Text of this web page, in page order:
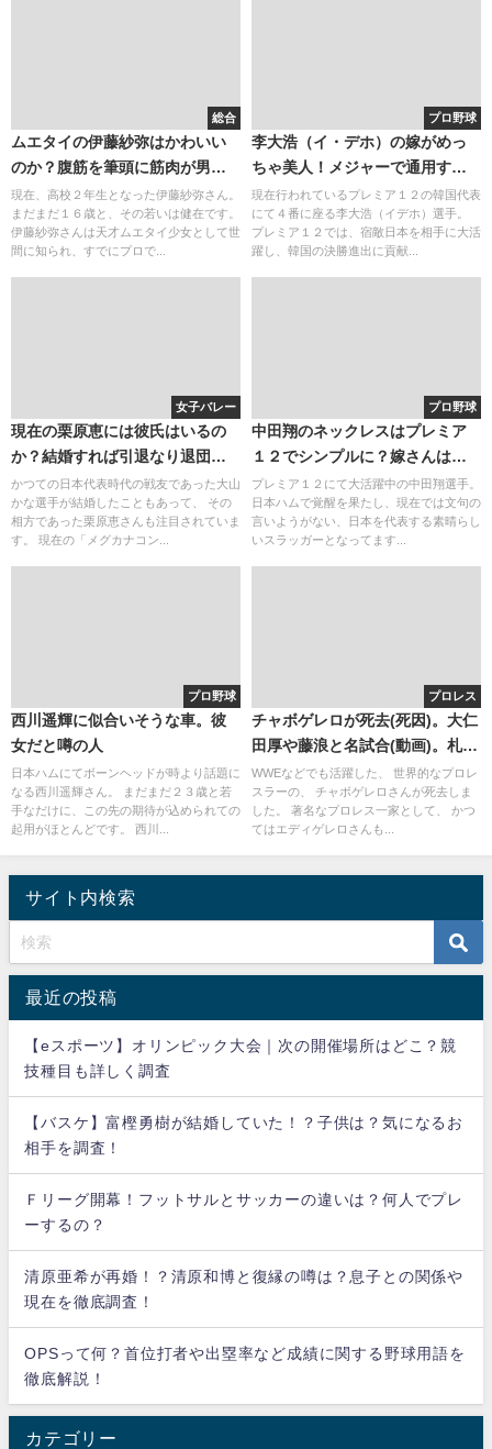
総合
ムエタイの伊藤紗弥はかわいい
のか？腹筋を筆頭に筋肉が男子
顔負け！高校と出身中学と大学
進学は？
現在、高校２年生となった伊藤紗弥さん。
まだまだ１６歳と、その若いは健在です。
伊藤紗弥さんは天才ムエタイ少女として世
間に知られ、すでにプロで...
プロ野球
李大浩（イ・デホ）の嫁がめっ
ちゃ美人！メジャーで通用する
選手なのか？（オファー）年俸
と成績
現在行われているプレミア１２の韓国代表
にて４番に座る李大浩（イデホ）選手。
プレミア１２では、宿敵日本を相手に大活
躍し、韓国の決勝進出に貢献...
女子バレー
現在の栗原恵には彼氏はいるの
か？結婚すれば引退なり退団な
りも・・・？
かつての日本代表時代の戦友であった大山
かな選手が結婚したこともあって、 その
相方であった栗原恵さんも注目されていま
す。 現在の「メグカナコン...
プロ野球
中田翔のネックレスはプレミア
１２でシンプルに？嫁さんは美
人な同級生！かわいい子供と妻
がパワーの源！
プレミア１２にて大活躍中の中田翔選手。
日本ハムで覚醒を果たし、現在では文句の
言いようがない、日本を代表する素晴らし
いスラッガーとなってます...
プロ野球
西川遥輝に似合いそうな車。彼
女だと噂の人
日本ハムにてボーンヘッドが時より話題に
なる西川遥輝さん。 まだまだ２３歳と若
手なだけに、この先の期待が込められての
起用がほとんどです。 西川...
プロレス
チャボゲレロが死去(死因)。大仁
田厚や藤浪と名試合(動画)。札幌
のカレーとの関係
WWEなどでも活躍した、 世界的なプロレ
スラーの、 チャボゲレロさんが死去しま
した。 著名なプロレス一家として、 かつ
てはエディゲレロさんも...
サイト内検索
最近の投稿
【eスポーツ】オリンピック大会｜次の開催場所はどこ？競
技種目も詳しく調査
【バスケ】富樫勇樹が結婚していた！？子供は？気になるお
相手を調査！
Ｆリーグ開幕！フットサルとサッカーの違いは？何人でプレ
ーするの？
清原亜希が再婚！？清原和博と復縁の噂は？息子との関係や
現在を徹底調査！
OPSって何？首位打者や出塁率など成績に関する野球用語を
徹底解説！
カテゴリー